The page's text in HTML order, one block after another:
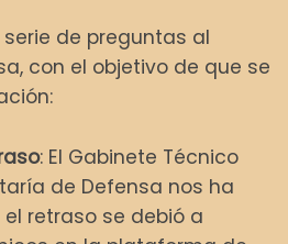
serie de preguntas al
con el objetivo de que se
: El Gabinete Técnico
de Defensa nos ha
retraso se debió a